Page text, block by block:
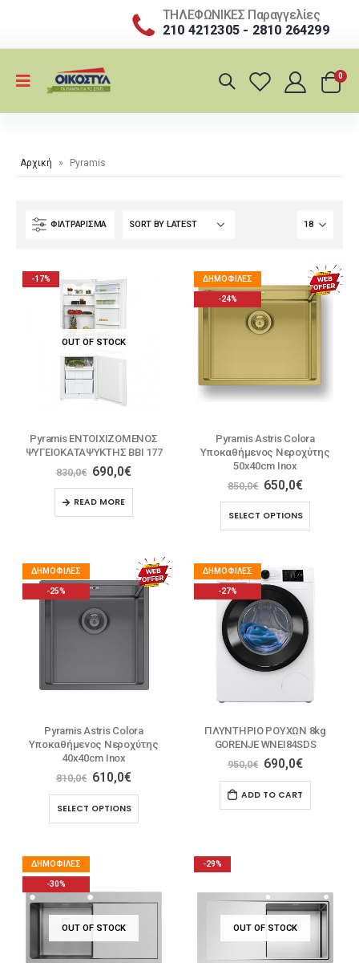
ΤΗΛΕΦΩΝΙΚΕΣ Παραγγελίες
210 4212305 - 2810 264299
0
Αρχική » Pyramis
ΦΙΛΤΡΆΡΙΣΜΑ
-17%
OUT OF STOCK
Pyramis ΕΝΤΟΙΧΙΖΟΜΕΝΟΣ
ΨΥΓΕΙΟΚΑΤΑΨΥΚΤΗΣ BBI 177
830,0€ 690,0€
READ MORE
ΔΗΜΟΦΙΛΈΣ
-24%
Pyramis Astris Colora
Υποκαθήμενος Νεροχύτης
50x40cm Inox
850,0€ 650,0€
SELECT OPTIONS
ΔΗΜΟΦΙΛΈΣ
-25%
Pyramis Astris Colora
Υποκαθήμενος Νεροχύτης
40x40cm Inox
810,0€ 610,0€
SELECT OPTIONS
ΔΗΜΟΦΙΛΈΣ
-27%
ΠΛΥΝΤΗΡΙΟ ΡΟΥΧΩΝ 8kg
GORENJE WNEI84SDS
950,0€ 690,0€
ADD TO CART
ΔΗΜΟΦΙΛΈΣ
-30%
OUT OF STOCK
-29%
OUT OF STOCK